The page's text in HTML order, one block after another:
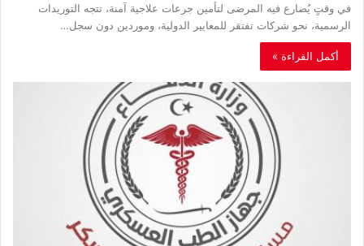
‬الرسمية،‭ ‬نحو‭ ‬شركات‭ ‬تفتقر‭ ‬للمعايير‭ ‬الدولية،‭ ‬وموردين‭ ‬دون‭ ‬سجل‭…
أكمل القراءة »